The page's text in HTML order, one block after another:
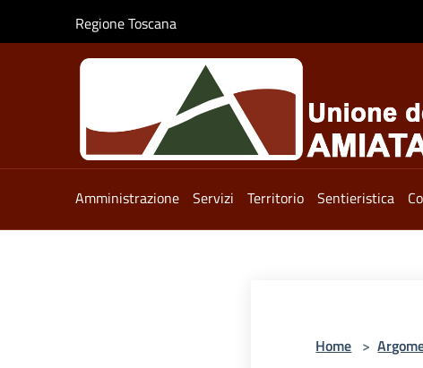
Regione Toscana
Amministrazione Servizi Territorio Sentieristica
Home >